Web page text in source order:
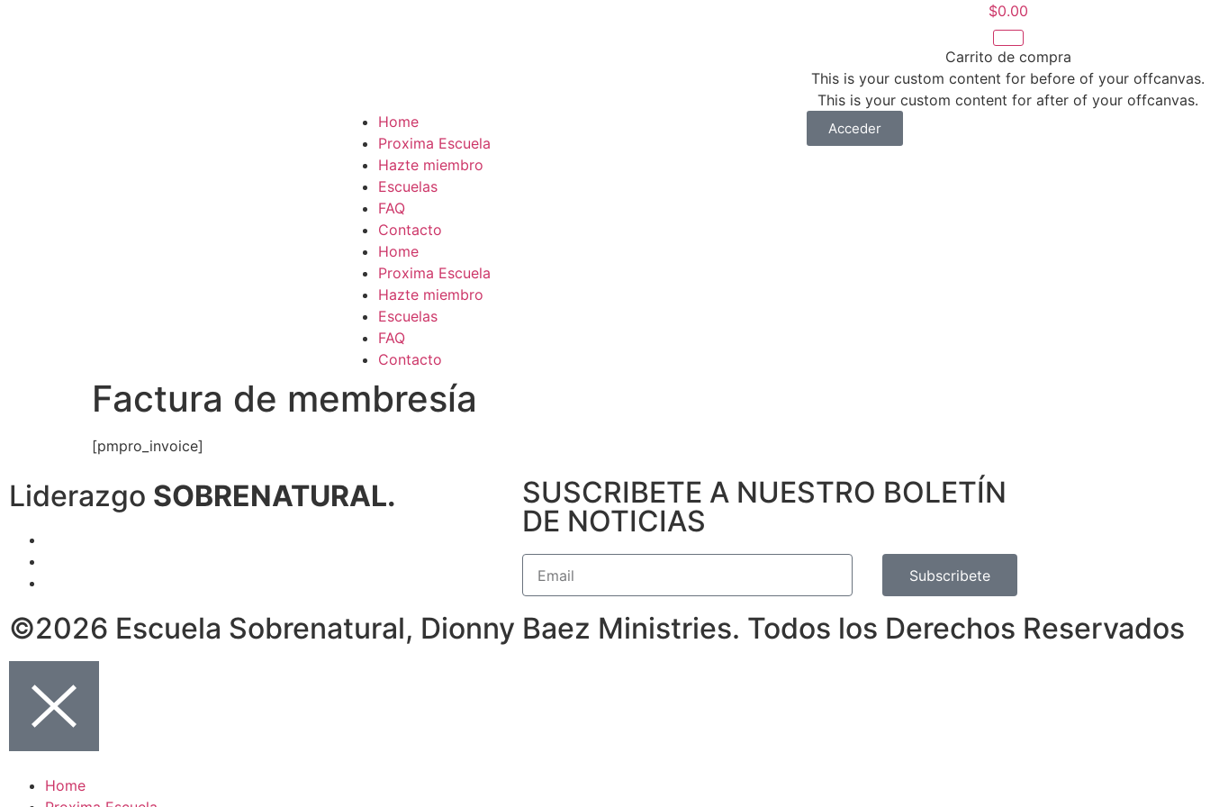
$0.00
Carrito de compra
This is your custom content for before of your offcanvas.
This is your custom content for after of your offcanvas.
Home
Proxima Escuela
Hazte miembro
Escuelas
FAQ
Contacto
Home
Proxima Escuela
Hazte miembro
Escuelas
FAQ
Contacto
Acceder
Factura de membresía
[pmpro_invoice]
Liderazgo SOBRENATURAL.
SUSCRIBETE A NUESTRO BOLETÍN
DE NOTICIAS
Subscribete
©2026 Escuela Sobrenatural, Dionny Baez Ministries. Todos los Derechos Reservados
Home